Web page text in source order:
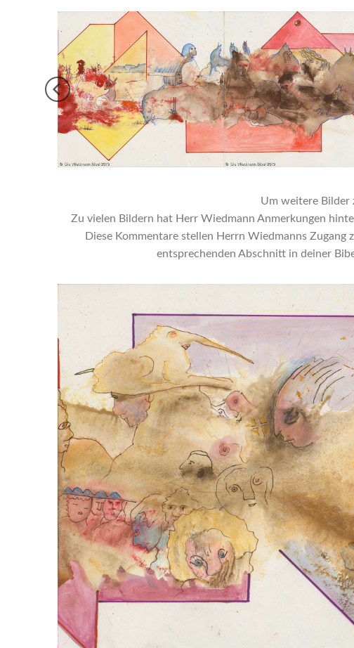
Um weitere Bilder
Zu vielen Bildern hat Herr Wiedmann Anmerkungen
Diese Kommentare stellen Herrn Wiedmanns
entsprechenden Abschnitt in deiner